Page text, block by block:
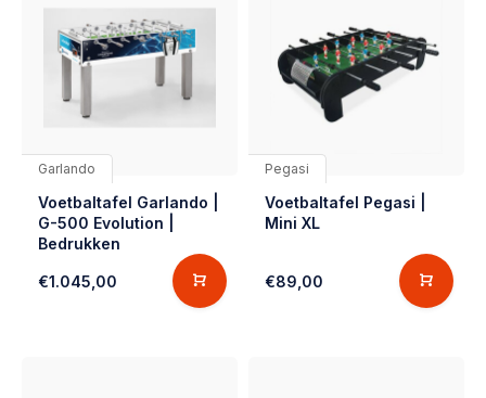
Garlando
Voetbaltafel Garlando |
G-500 Evolution |
Bedrukken
€1.045,00
Pegasi
Voetbaltafel Pegasi |
Mini XL
€89,00